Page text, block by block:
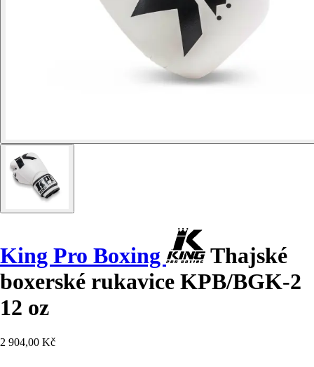
King Pro Boxing
Thajské
boxerské rukavice KPB/BGK-2
12 oz
2 904,00 Kč